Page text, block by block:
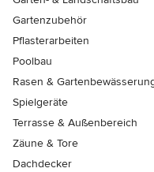
Gartenzubehör
Pflasterarbeiten
Poolbau
Rasen &
Spielgeräte
Terrasse & Außenbereich
Zäune & Tore
Dachdecker